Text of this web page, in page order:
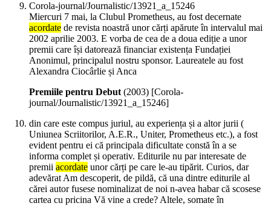
Corola-journal/Journalistic/13921_a_15246
Miercuri 7 mai, la Clubul Prometheus, au fost decernate
acordate de revista noastră unor cărți apărute în intervalul mai
2002 aprilie 2003. E vorba de cea de a doua ediție a unor
premii care își datorează financiar existența Fundației
Anonimul, principalul nostru sponsor. Laureatele au fost
Alexandra Ciocârlie și Anca
Premiile pentru Debut(2003) [Corola-
journal/Journalistic/13921_a_15246]
din care este compus juriul, au experiența și a altor jurii (
Uniunea Scriitorilor, A.E.R., Uniter, Prometheus etc.), a fost
evident pentru ei că principala dificultate constă în a se
informa complet și operativ. Editurile nu par interesate de
premii acordate unor cărți pe care le-au tipărit. Curios, dar
adevărat Am descoperit, de pildă, că una dintre editurile al
cărei autor fusese nominalizat de noi n-avea habar că scosese
cartea cu pricina Vă vine a crede? Altele, somate în